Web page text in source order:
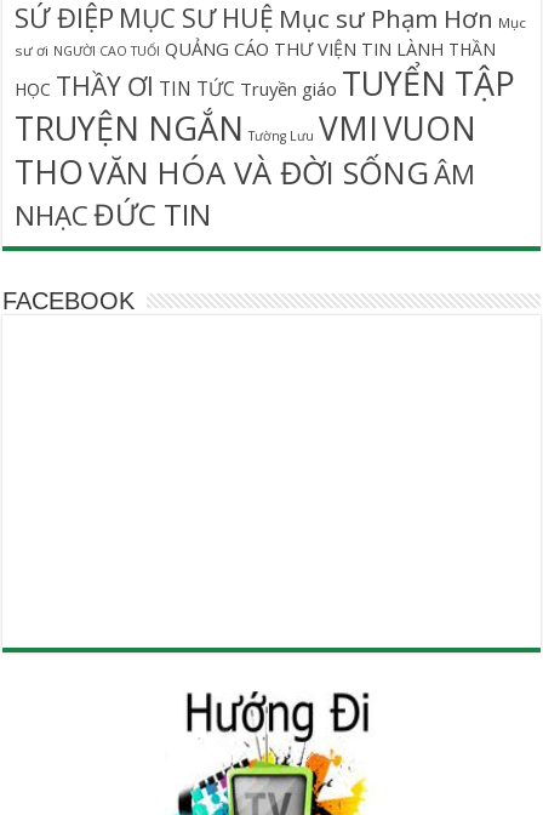
SỨ ĐIỆP MỤC SƯ HUỆ Mục sư Phạm Hơn Mục
sư ơi NGƯỜI CAO TUỔI QUẢNG CÁO THƯ VIỆN TIN LÀNH THẦN
HỌC THẦY ƠI TIN TỨC Truyền giáo TUYỂN TẬP
TRUYỆN NGẮN Tường Lưu VMIVUON
THOVĂN HÓA VÀ ĐỜI SỐNGÂM
NHẠCĐỨC TIN
FACEBOOK